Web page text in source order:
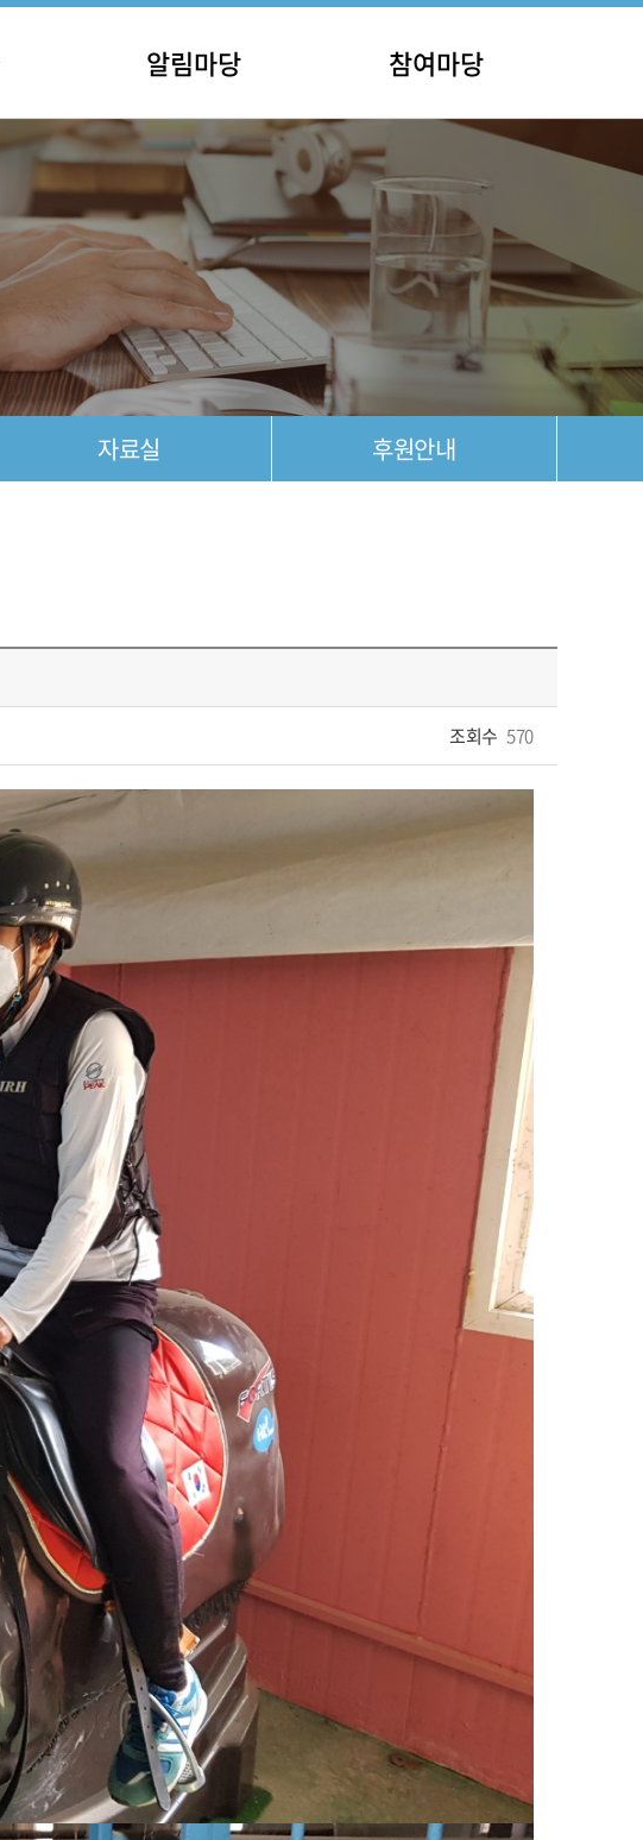
알림마당
공지사항
일정안내
채용공고
참여마당
홍보마당
포토갤러리
영상갤러리
자료실
후원안내
자료실 후원안내
조회수 570